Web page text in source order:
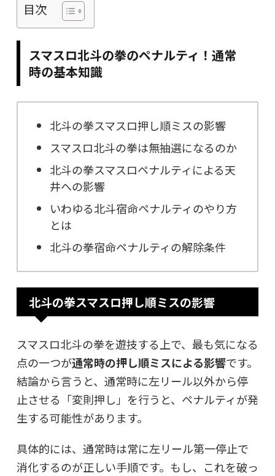
目次
スマスロ北斗の拳のペナルティ！通常
時の基本知識
北斗の拳スマスロ押し順ミスの影響
スマスロ北斗の拳は無抽選になるのか
北斗の拳スマスロペナルティによる天
井への影響
いわゆる北斗宿命ペナルティのやり方
とは
北斗の拳宿命ペナルティの解除条件
北斗の拳スマスロ押し順ミスの影響
スマスロ北斗の拳を遊技する上で、最も気になる
点の一つが通常時の押し順ミスによる影響です。
結論から言うと、通常時に左リール以外から停
止させる「変則押し」を行うと、ペナルティが発
生する可能性があります。
具体的には、通常時は常に左リール第一停止で
消化するのが正しい手順です。もし、これを破っ